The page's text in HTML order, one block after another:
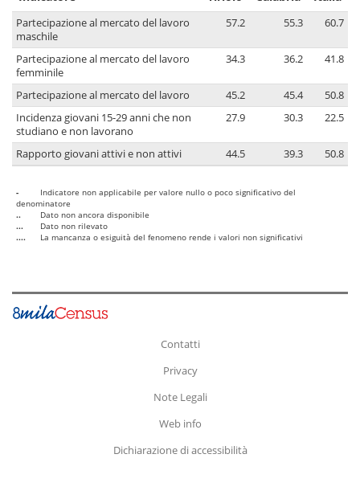
Partecipazione al mercato del lavoro
maschile
57.2 55.3 60.7
Partecipazione al mercato del lavoro
femminile
34.3 36.2 41.8
Partecipazione al mercato del lavoro 45.2 45.4
50.8
Incidenza giovani 15-29 anni che non
studiano e non lavorano
27.9 30.3 22.5
Rapporto giovani attivi e non attivi 44.5 39.3 50.8
-
Indicatore non applicabile per valore nullo o poco significativo del
denominatore
..
Dato non ancora disponibile
...
Dato non rilevato
....
La mancanza o esiguità del fenomeno rende i valori non significativi
Contatti
Privacy
Note Legali
Web info
Dichiarazione di accessibilità